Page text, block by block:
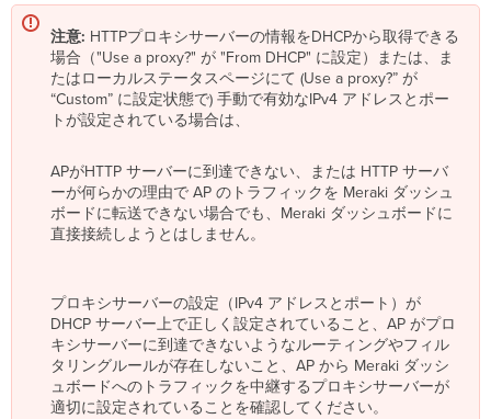
注意: HTTPプロキシサーバーの情報をDHCPから取得できる
場合（"Use a proxy?" が "From DHCP" に設定）または、ま
たはローカルステータスページにて (Use a proxy?” が
“Custom” に設定状態で) 手動で有効なIPv4 アドレスとポー
トが設定されている場合は、
APがHTTP サーバーに到達できない、または HTTP サーバ
ーが何らかの理由で AP のトラフィックを Meraki ダッシュ
ボードに転送できない場合でも、Meraki ダッシュボードに
直接接続しようとはしません。
プロキシサーバーの設定（IPv4 アドレスとポート）が
DHCP サーバー上で正しく設定されていること、AP がプロ
キシサーバーに到達できないようなルーティングやフィル
タリングルールが存在しないこと、AP から Meraki ダッシ
ュボードへのトラフィックを中継するプロキシサーバーが
適切に設定されていることを確認してください。